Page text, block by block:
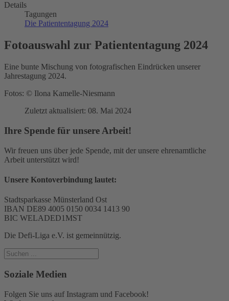
Details
Tagungen
Die Patiententagung 2024
Fotoauswahl zur Patiententagung 2024
Eine bunte Mischung von fotografischen Eindrücken unserer
Jahrestagung 2024.
Fotos: © Ilona Kamelle-Niesmann
Zuletzt aktualisiert: 08. Mai 2024
Ihre Spende für unsere Arbeit!
Wir freuen uns über jede Spende, mit der unsere ehrenamtliche
Arbeit unterstützt wird!
Unsere Kontoverbindung lautet:
Stadtsparkasse Münsterland Ost
IBAN DE89 4005 0150 0034 1413 90
BIC WELADED1MST
Die Defi-Liga e.V. ist gemeinnützig.
Soziale Medien
Folgen Sie uns auf Instagram und Facebook!